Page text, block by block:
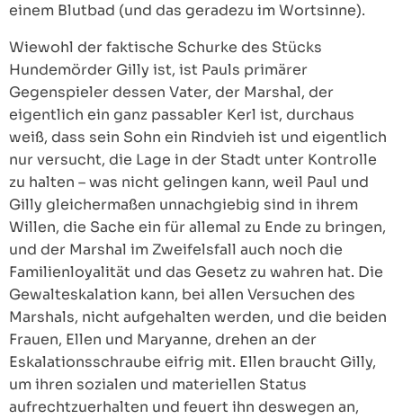
einem Blutbad (und das geradezu im Wortsinne).
Wiewohl der faktische Schurke des Stücks
Hundemörder Gilly ist, ist Pauls primärer
Gegenspieler dessen Vater, der Marshal, der
eigentlich ein ganz passabler Kerl ist, durchaus
weiß, dass sein Sohn ein Rindvieh ist und eigentlich
nur versucht, die Lage in der Stadt unter Kontrolle
zu halten – was nicht gelingen kann, weil Paul und
Gilly gleichermaßen unnachgiebig sind in ihrem
Willen, die Sache ein für allemal zu Ende zu bringen,
und der Marshal im Zweifelsfall auch noch die
Familienloyalität und das Gesetz zu wahren hat. Die
Gewalteskalation kann, bei allen Versuchen des
Marshals, nicht aufgehalten werden, und die beiden
Frauen, Ellen und Maryanne, drehen an der
Eskalationsschraube eifrig mit. Ellen braucht Gilly,
um ihren sozialen und materiellen Status
aufrechtzuerhalten und feuert ihn deswegen an,